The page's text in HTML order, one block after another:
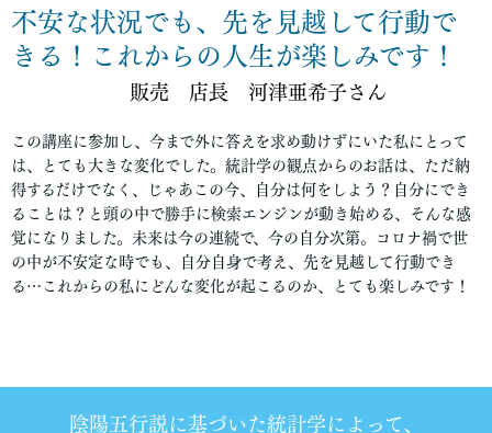
不安な状況でも、先を見越して行動で
きる！これからの人生が楽しみです！
販売 店長 河津亜希子さん
この講座に参加し、今まで外に答えを求め動けずにいた私にとって
は、とても大きな変化でした。統計学の観点からのお話は、ただ納
得するだけでなく、じゃあこの今、自分は何をしよう？自分にでき
ることは？と頭の中で勝手に検索エンジンが動き始める、そんな感
覚になりました。未来は今の連続で、今の自分次第。コロナ禍で世
の中が不安定な時でも、自分自身で考え、先を見越して行動でき
る…これからの私にどんな変化が起こるのか、とても楽しみです！
陰陽五行説に基づいた統計学によって、